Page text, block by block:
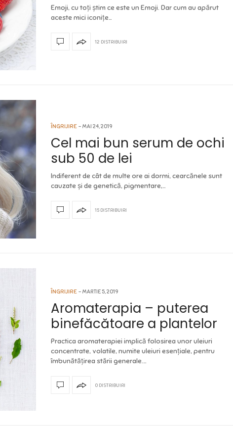
Emoji, cu toți știm ce este un Emoji. Dar cum au apărut
aceste mici iconițe…
12 DISTRIBUIRI
ÎNGRIJIRE MAI 24, 2019
Cel mai bun serum de ochi
sub 50 de lei
Indiferent de cât de multe ore ai dormi, cearcănele sunt
cauzate și de genetică, pigmentare,…
15 DISTRIBUIRI
ÎNGRIJIRE MARTIE 5, 2019
Aromaterapia – puterea
binefăcătoare a plantelor
Practica aromaterapiei implică folosirea unor uleiuri
concentrate, volatile, numite uleiuri esențiale, pentru
îmbunătățirea stării generale.…
0 DISTRIBUIRI